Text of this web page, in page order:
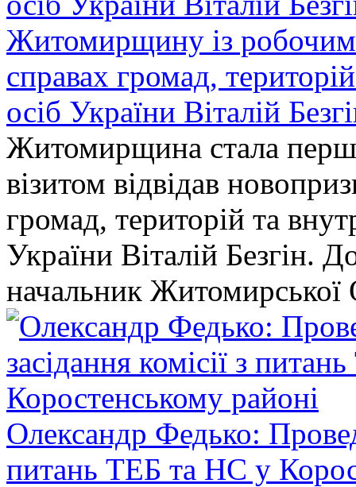
Житомирщину із робочим
справах громад,
осіб України Віталій
Житомирщина стала
візитом відвідав
громад, територій та
України Віталій Безгін.
начальник
Олександр Федько:
питань ТЕБ та НС у